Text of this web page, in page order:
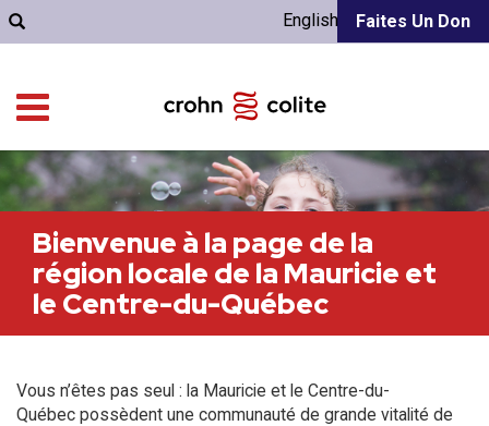
Faites Un Don
English
Bienvenue à la page de la
région locale de la Mauricie et
le Centre-du-Québec
Vous n’êtes pas seul : la Mauricie et le Centre-du-
Québec possèdent une communauté de grande vitalité de